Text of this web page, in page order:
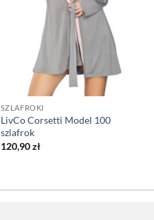
SZLAFROKI
LivCo Corsetti Model 100
szlafrok
120,90zł